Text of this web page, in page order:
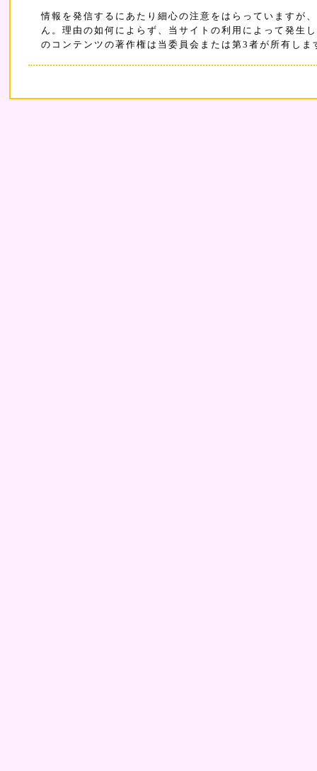
情報を発信するにあたり細心の注意をはらっていますが
ん。理由の如何によらず、当サイトの利用によって発生
のコンテンツの著作権は当委員会または第3者が所有し